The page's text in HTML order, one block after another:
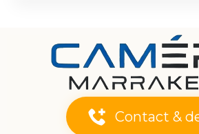
Contact &